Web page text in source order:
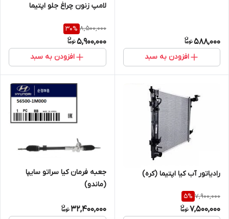
588,000
افزودن به سبد
لامپ زنون چراغ جلو اپتیما
8,500,000
30%
5,900,000
افزودن به سبد
رادیاتور آب کیا اپتیما (کره)
7,900,000
5%
7,500,000
جعبه فرمان کیا سراتو سایپا
(ماندو)
32,400,000